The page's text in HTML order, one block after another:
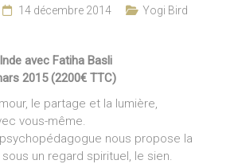
14 décembre 2014
Yogi Bird
avec Fatiha Basli
2015 (2200€ TTC)
le partage et la lumière,
vous-même.
nous propose la
un regard spirituel, le sien.